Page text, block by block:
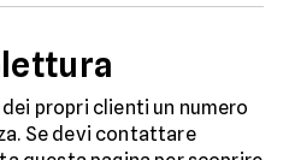
propri clienti un numero
Se devi contattare